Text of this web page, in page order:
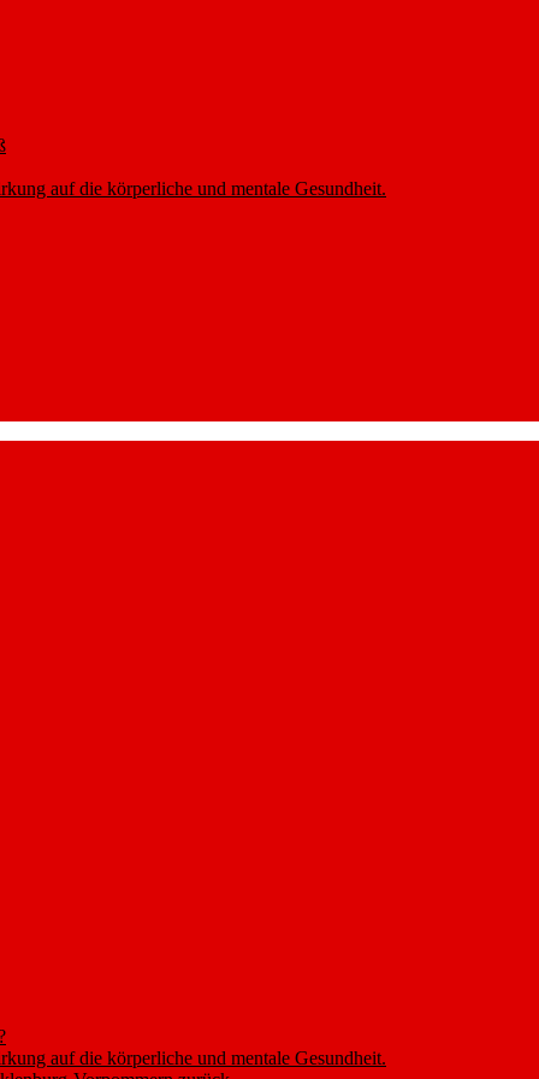
auf die körperliche und mentale Gesundheit.
auf die körperliche und mentale Gesundheit.